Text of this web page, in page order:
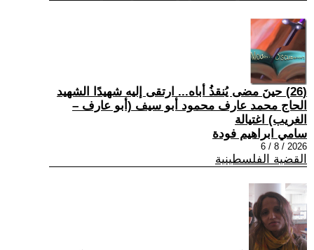
(26) حينَ مضى يُنقذُ أباه... ارتقى إليه شهيدًا الشهيد
الحاج محمد عارف محمود أبو سيف (أبو عارف –
الغريب) اغتيالة
سامي ابراهيم فودة
2026 / 8 / 6
القضية الفلسطينية